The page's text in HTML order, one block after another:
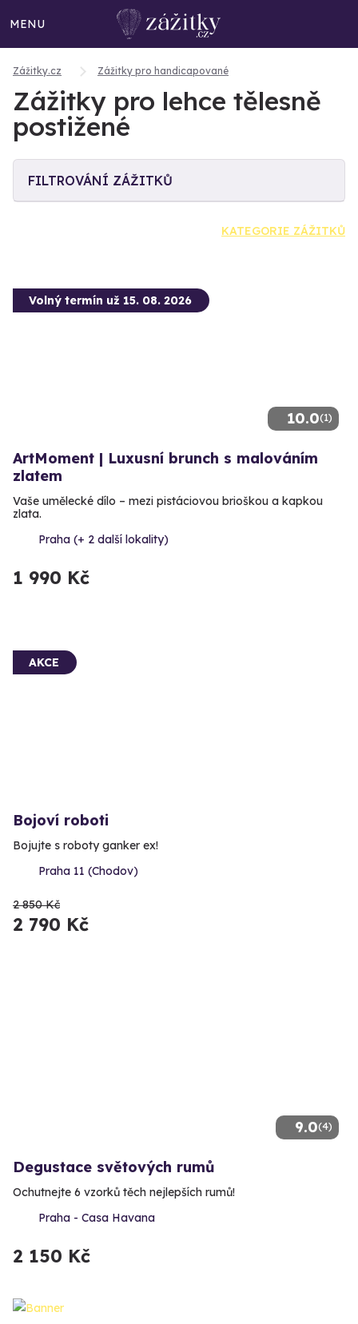
MENU
Zážitky.cz Zážitky pro handicapované
Zážitky pro lehce tělesně
postižené
FILTROVÁNÍ ZÁŽITKŮ
KATEGORIE ZÁŽITKŮ
10.0(1)
Volný termín už 15. 08. 2026
ArtMoment | Luxusní brunch s malováním
zlatem
Vaše umělecké dílo – mezi pistáciovou brioškou a kapkou
zlata.
Praha (+ 2 další lokality)
1 990 Kč
AKCE
Bojoví roboti
Bojujte s roboty ganker ex!
Praha 11 (Chodov)
2 850 Kč
2 790 Kč
9.0(4)
Degustace světových rumů
Ochutnejte 6 vzorků těch nejlepších rumů!
Praha - Casa Havana
2 150 Kč